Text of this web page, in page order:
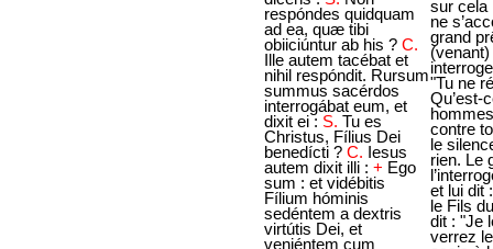
respóndes quidquam
ad ea, quæ tibi
obiiciúntur ab his ? C.
Ille autem tacébat et
nihil respóndit. Rursum
summus sacérdos
interrogábat eum, et
dixit ei : S. Tu es
Christus, Fílius Dei
benedícti ? C. Iesus
autem dixit illi : + Ego
sum : et vidébitis
Fílium hóminis
sedéntem a dextris
virtútis Dei, et
veniéntem cum